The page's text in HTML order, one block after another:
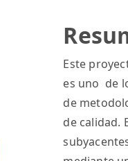
Este
es uno de
de
de calidad.